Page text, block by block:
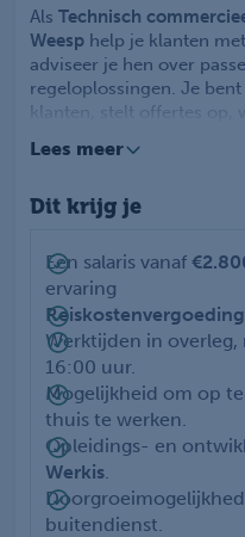
Als Technisch
Weesp help je klanten
adviseer je hen over
regeloplossingen. Je
klanten, stelt offertes op,
inzicht weet je
binnen de binnendienst
commerciële
Lees meer
Dit krijg je
Een salaris vanaf
ervaring
Reiskostenvergoeding
Werktijden in
16:00 uur.
Mogelijkheid om op
thuis te werken.
Opleidings- en
Werkis.
buitendienst.